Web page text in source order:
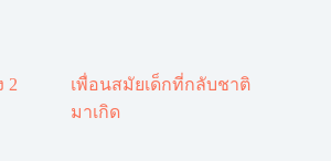
2
เพื่อนสมัยเด็กที่กลับชาติ
มาเกิด